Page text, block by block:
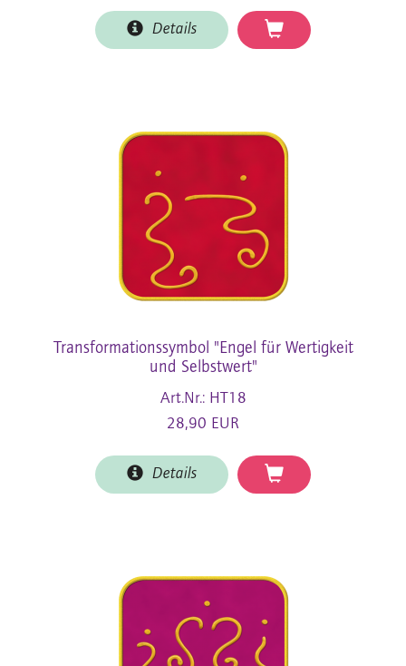
Details
Transformationssymbol "Engel für Wertigkeit
und Selbstwert"
Art.Nr.: HT18
28,90 EUR
Details